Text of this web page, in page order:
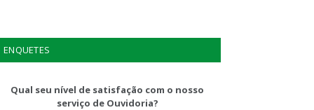
ENQUETES
Qual seu nível de satisfação com o nosso
serviço de Ouvidoria?